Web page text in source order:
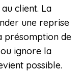
client. La
une reprise
présomption de
ignore la
possible.